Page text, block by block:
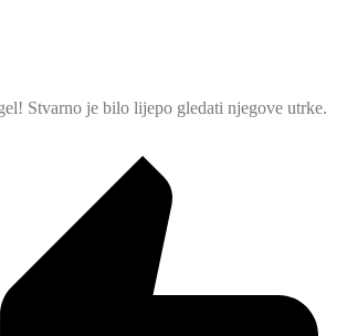
Stvarno je bilo lijepo gledati njegove utrke.